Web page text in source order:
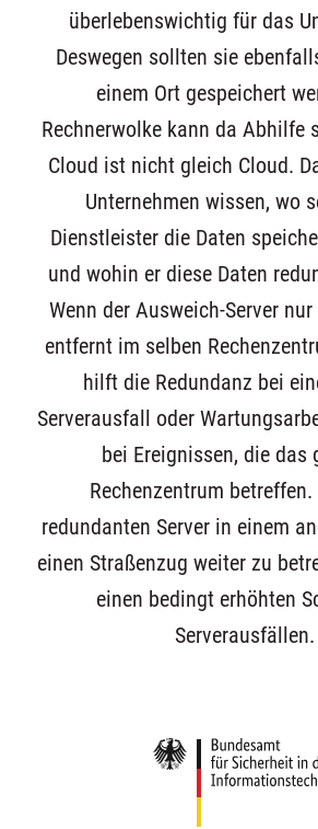
überlebenswichtig für das
Deswegen sollten sie
einem Ort gespeichert
Rechnerwolke kann da Abhilfe
Cloud ist nicht gleich Cloud.
Unternehmen wissen, wo
Dienstleister die Daten
und wohin er diese Daten
Wenn der Ausweich-Server
entfernt im selben
hilft die Redundanz bei
Serverausfall oder
bei Ereignissen, die das
Rechenzentrum
redundanten Server in einem
einen Straßenzug weiter zu
einen bedingt erhöhten
Serverausfällen.